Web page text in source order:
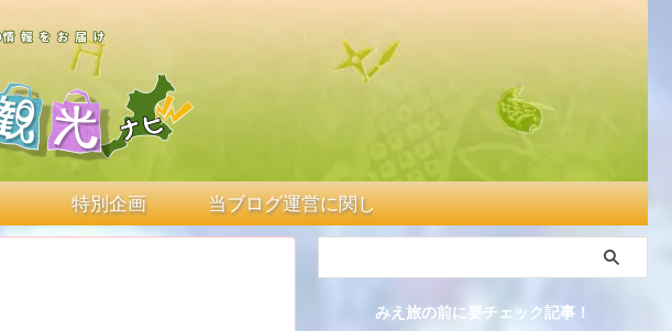
特別企画 当ブログ運営に関して
みえ旅の前に要チェック記事！